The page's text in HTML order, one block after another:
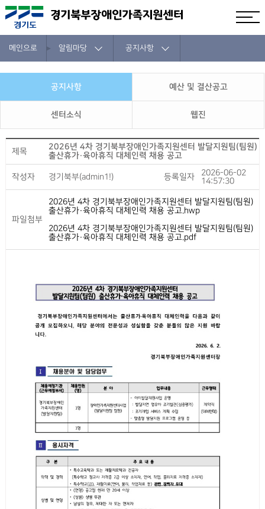
메인으로 알림마당 공지사항
공지사항 예산 및 결산공고
센터소식 웹진
제목
2026년 4차 경기북부장애인가족지원센터 발달지원팀(팀원)
출산휴가·육아휴직 대체인력 채용 공고
작성자 경기북부(admin1!) 등록일자
2026-06-02
14:57:30
파일첨부
2026년 4차 경기북부장애인가족지원센터 발달지원팀(팀원)
출산휴가·육아휴직 대체인력 채용 공고.hwp
2026년 4차 경기북부장애인가족지원센터 발달지원팀(팀원)
출산휴가·육아휴직 대체인력 채용 공고.pdf